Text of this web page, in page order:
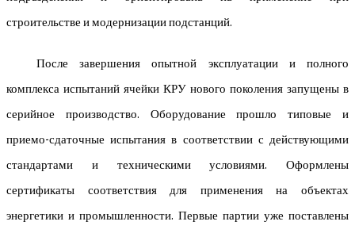
строительстве и модернизации подстанций.
После завершения опытной эксплуатации и полного
комплекса испытаний ячейки КРУ нового поколения запущены в
серийное производство. Оборудование прошло типовые и
приемо-сдаточные испытания в соответствии с действующими
стандартами и техническими условиями. Оформлены
сертификаты соответствия для применения на объектах
энергетики и промышленности. Первые партии уже поставлены